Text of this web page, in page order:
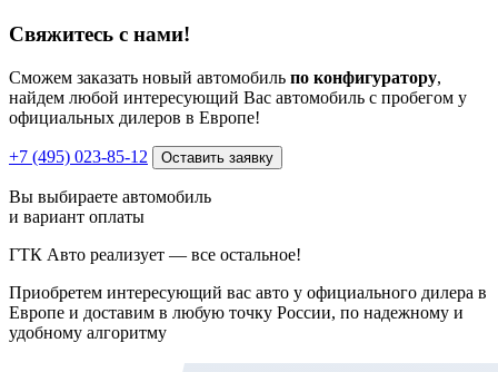
Свяжитесь с нами!
Сможем заказать новый автомобиль по конфигуратору,
найдем любой интересующий Вас автомобиль с пробегом у
официальных дилеров в Европе!
+7 (495) 023-85-12 Оставить заявку
Вы выбираете автомобиль
и вариант оплаты
ГТК Авто реализует — все остальное!
Приобретем интересующий вас авто у официального дилера в
Европе и доставим в любую точку России, по надежному и
удобному алгоритму